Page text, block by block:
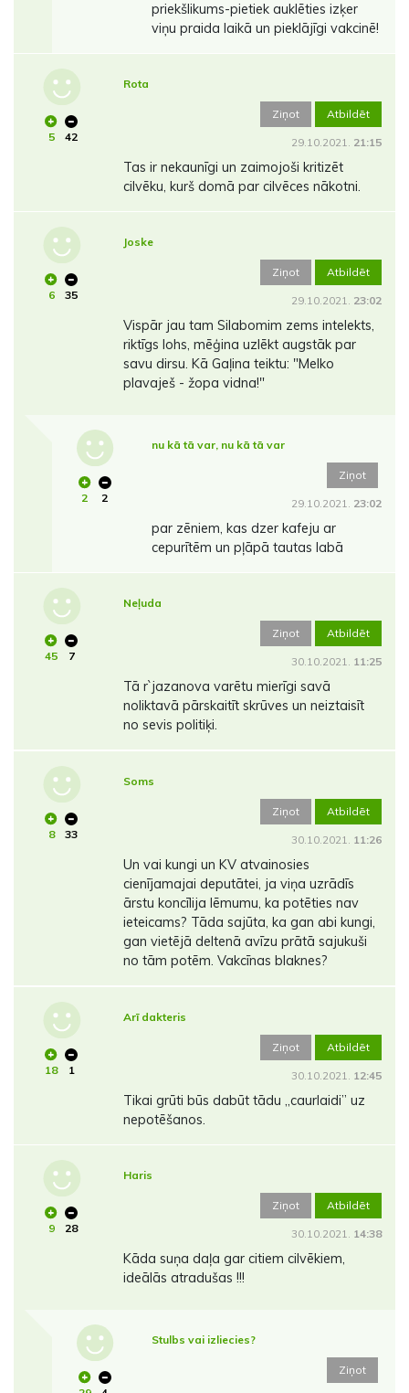
priekšlikums-pietiek auklēties izķer
viņu praida laikā un pieklājīgi vakcinē!
5 42
Rota
Ziņot Atbildēt
29.10.2021. 21:15
Tas ir nekaunīgi un zaimojoši kritizēt
cilvēku, kurš domā par cilvēces nākotni.
6 35
Joske
Ziņot Atbildēt
29.10.2021. 23:02
Vispār jau tam Silabomim zems intelekts,
riktīgs lohs, mēģina uzlēkt augstāk par
savu dirsu. Kā Gaļina teiktu: "Melko
plavaješ - žopa vidna!"
2 2
nu kā tā var, nu kā tā var
Ziņot
29.10.2021. 23:02
par zēniem, kas dzer kafeju ar
cepurītēm un pļāpā tautas labā
45 7
Neļuda
Ziņot Atbildēt
30.10.2021. 11:25
Tā r`jazanova varētu mierīgi savā
noliktavā pārskaitīt skrūves un neiztaisīt
no sevis politiķi.
8 33
Soms
Ziņot Atbildēt
30.10.2021. 11:26
Un vai kungi un KV atvainosies
cienījamajai deputātei, ja viņa uzrādīs
ārstu koncīlija lēmumu, ka potēties nav
ieteicams? Tāda sajūta, ka gan abi kungi,
gan vietējā deltenā avīzu prātā sajukuši
no tām potēm. Vakcīnas blaknes?
18 1
Arī dakteris
Ziņot Atbildēt
30.10.2021. 12:45
Tikai grūti būs dabūt tādu ,,caurlaidi’’ uz
nepotēšanos.
9 28
Haris
Ziņot Atbildēt
30.10.2021. 14:38
Kāda suņa daļa gar citiem cilvēkiem,
ideālās atradušas !!!
Stulbs vai izliecies?
Ziņot